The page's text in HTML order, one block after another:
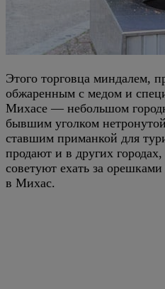
Этого торговца миндалем,
обжаренным с медом и
Михасе — небольшом
бывшим уголком
ставшим приманкой для
продают и в других городах,
советуют ехать за
в Михас.